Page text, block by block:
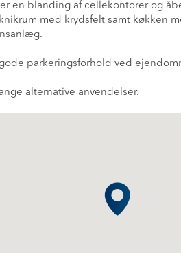
en blanding af cellekontorer og
med krydsfelt samt køkken
parkeringsforhold ved
alternative anvendelser.